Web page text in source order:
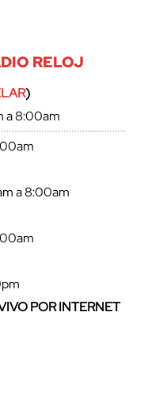
RELOJ
)
a 8:00am
a 8:00am
POR INTERNET